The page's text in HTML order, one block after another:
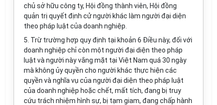
chủ sở hữu công ty, Hội đồng thành viên, Hội đồng
quản trị quyết định cử người khác làm người đại diện
theo pháp luật của doanh nghiệp.
5. Trừ trường hợp quy định tại khoản 6 Điều này, đối với
doanh nghiệp chỉ còn một người đại diện theo pháp
luật và người này vắng mặt tại Việt Nam quá 30 ngày
mà không ủy quyền cho người khác thực hiện các
quyền và nghĩa vụ của người đại diện theo pháp luật
của doanh nghiệp hoặc chết, mất tích, đang bị truy
cứu trách nhiệm hình sự, bị tạm giam, đang chấp hành